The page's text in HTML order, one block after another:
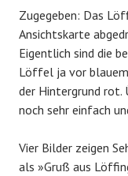
Zugegeben: Das
Ansichtskarte
Eigentlich sind die
Löffel ja vor
der Hintergrund rot.
noch sehr einfach
Vier Bilder zeigen
als »Gruß aus